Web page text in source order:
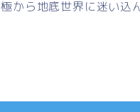
から地底世界に迷い込